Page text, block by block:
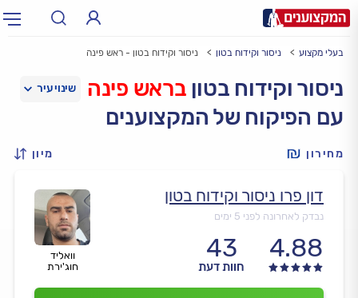
עירעיר: תל אביב, חיפה…
בעלי מקצוע ניסור וקידוח בטון ניסור וקידוח בטון - ראש פינה
ניסור וקידוח בטון בראש פינה
עם הפיקוח של המקצוענים
מחירון מיון
וואליד
חוג'ירת
דון פרו ניסור וקידוח בטון
נבדק לאחרונה לפני 5 ימים
4.88
43
חוות דעת